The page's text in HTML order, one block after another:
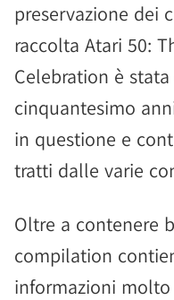
preservazione dei
raccolta Atari 50:
Celebration è
cinquantesimo
in questione e
tratti dalle varie
Oltre a contenere
compilation
informazioni